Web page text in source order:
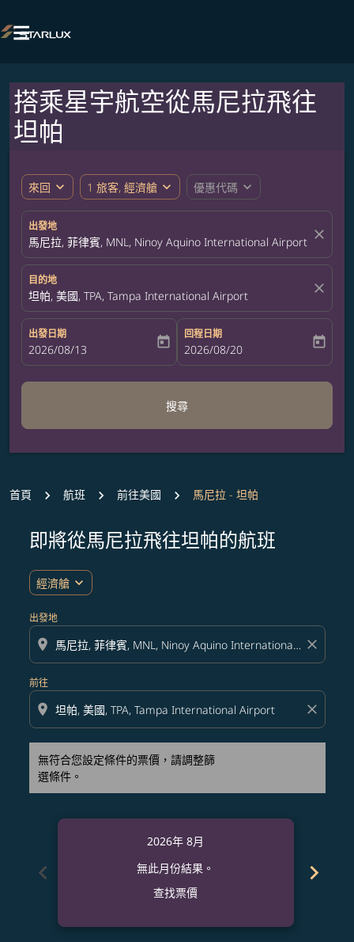

搭乘星宇航空從馬尼拉飛往
坦帕
來回 expand_more 1 旅客, 經濟艙 expand_more 優惠代碼 expand_more
出發地
馬尼拉, 菲律賓, MNL, Ninoy Aquino International Airport close
目的地
坦帕, 美國, TPA, Tampa International Airport close
出發日期
fc-booking-departure-date-aria-label
2026/08/13 today
回程日期
fc-booking-return-date-aria-label
2026/08/20 today
搜尋
首頁 航班 前往美國 馬尼拉 - 坦帕
即將從馬尼拉飛往坦帕的航班
經濟艙 expand_more
出發地
location_on close
前往
location_on close
無符合您設定條件的票價，請調整篩
選條件。
無符合您設定條件的票價，請調整篩選條件。
chevron_left
2026年 8月
無此月份結果。
查找票價
chevron_right